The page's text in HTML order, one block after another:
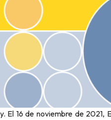
El 16 de noviembre de